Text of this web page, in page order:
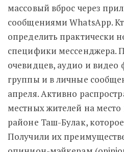
массовый вброс через
сообщениями WhatsApp.
определить практически
специфики мессенджера.
очевидцев, аудио и видео
группы и в личные
апреля. Активно
местных жителей на место
районе Таш-Булак,
Получили их